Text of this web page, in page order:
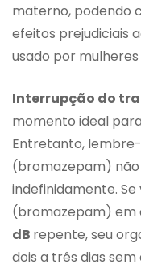
materno, podendo
efeitos prejudiciais
usado por
Interrupção do
momento ideal
Entretanto, lembre-
(bromazepam)
indefinidamente. Se
(bromazepam) em
dB repente, seu
dois a três dias